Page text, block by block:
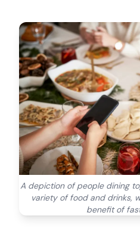
A depiction of people dining
variety of food and drinks,
benefit of